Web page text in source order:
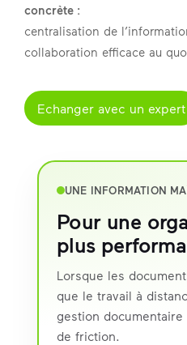
concrète :
centralisation de
collaboration efficace au
Echanger avec un expert
UNE INFORMATION
Pour une
plus
Lorsque les
que le travail à
gestion
de friction.